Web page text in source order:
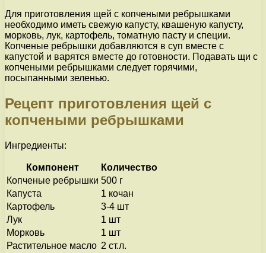
Для приготовления щей с копчеными ребрышками
необходимо иметь свежую капусту, квашеную капусту,
морковь, лук, картофель, томатную пасту и специи.
Копченые ребрышки добавляются в суп вместе с
капустой и варятся вместе до готовности. Подавать щи с
копчеными ребрышками следует горячими,
посыпанными зеленью.
Рецепт приготовления щей с
копчеными ребрышками
Ингредиенты:
Компонент
Количество
Копченые ребрышки 500 г
Капуста
1 кочан
Картофель
3-4 шт
Лук
1 шт
Морковь
1 шт
Растительное масло 2 ст.л.